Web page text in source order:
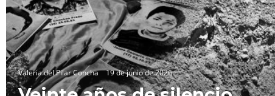
Valeria del Pilar Concha 19 de junio de 2026